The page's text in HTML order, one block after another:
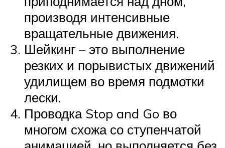
производя интенсивные
вращательные движения.
Шейкинг – это выполнение
резких и порывистых движений
удилищем во время подмотки
лески.
Проводка Stop and Go во
многом схожа со ступенчатой